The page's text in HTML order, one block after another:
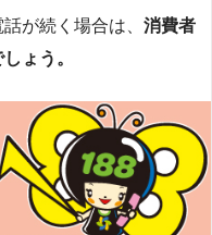
が続く場合は、 消費者
ょう。